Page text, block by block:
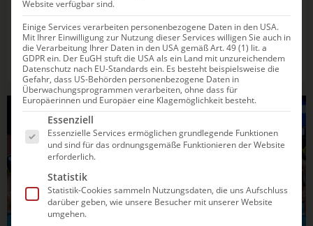
Beim Aufstiegsturnier in Nürnberg sichert sich neben dem
SV Poseidon Hamburg auch der SV Blau-Weiß Bochum den
Startplatz in der 2. Wasserball-Bundesliga.
WASSERBALL
Website verfügbar sind.
Einige Services verarbeiten personenbezogene Daten in den USA.
Mit Ihrer Einwilligung zur Nutzung dieser Services willigen Sie auch in
die Verarbeitung Ihrer Daten in den USA gemäß Art. 49 (1) lit. a
GDPR ein. Der EuGH stuft die USA als ein Land mit unzureichendem
Datenschutz nach EU-Standards ein. Es besteht beispielsweise die
Gefahr, dass US-Behörden personenbezogene Daten in
Überwachungsprogrammen verarbeiten, ohne dass für
Europäerinnen und Europäer eine Klagemöglichkeit besteht.
Es folgt eine Liste der Service-Gruppen, für die
Essenziell
Essenzielle Services ermöglichen grundlegende Funktionen
und sind für das ordnungsgemäße Funktionieren der Website
erforderlich.
Statistik
Statistik-Cookies sammeln Nutzungsdaten, die uns Aufschluss
darüber geben, wie unsere Besucher mit unserer Website
umgehen.